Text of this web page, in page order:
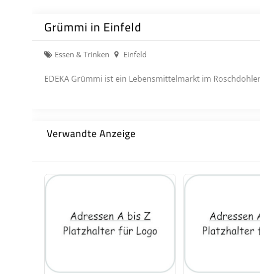
Grümmi in Einfeld
Essen & Trinken Einfeld
EDEKA Grümmi ist ein Lebensmittelmarkt im
Verwandte Anzeige